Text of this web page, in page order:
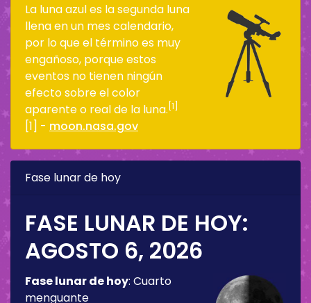
La luna azul es la segunda luna
llena en un mes calendario,
por lo que el término es muy
engañoso, porque estos
eventos no tienen ningún
efecto sobre el color
aparente o real de la luna. [1]
[1] - moon.nasa.gov
Fase lunar de hoy
FASE LUNAR DE HOY:
AGOSTO 6, 2026
Fase lunar de hoy: Cuarto
menguante